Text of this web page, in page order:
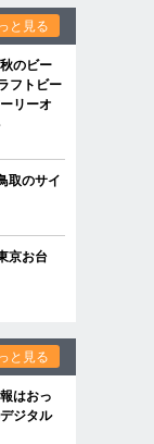
と見る
のビー
フトビー
リーオ
取のサイ
京お台
と見る
はおっ
ジタル